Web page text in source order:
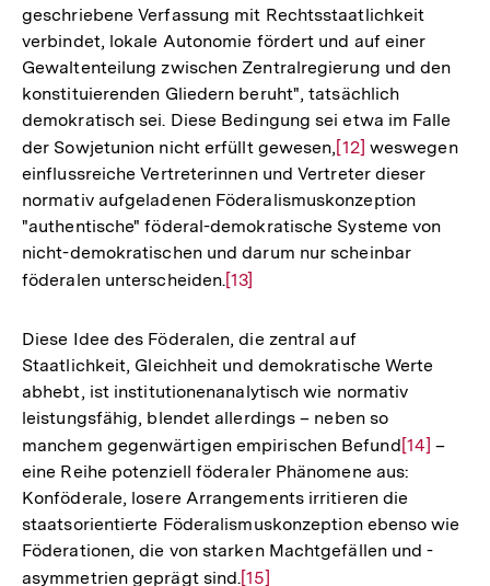
geschriebene Verfassung mit Rechtsstaatlichkeit
verbindet, lokale Autonomie fördert und auf einer
Gewaltenteilung zwischen Zentralregierung und den
konstituierenden Gliedern beruht", tatsächlich
demokratisch sei. Diese Bedingung sei etwa im Falle
der Sowjetunion nicht erfüllt gewesen,Zur
Auflösung
der
Fußnote
[12] weswegen
einflussreiche Vertreterinnen und Vertreter dieser
normativ aufgeladenen Föderalismuskonzeption
"authentische" föderal-demokratische Systeme von
nicht-demokratischen und darum nur scheinbar
föderalen unterscheiden.Zur
der
Fußnote
[13]
Diese Idee des Föderalen, die zentral auf
Staatlichkeit, Gleichheit und demokratische Werte
abhebt, ist institutionenanalytisch wie normativ
leistungsfähig, blendet allerdings – neben so
manchem gegenwärtigen empirischen BefundZur
Auflösung
der
Fußnote
[14] –
eine Reihe potenziell föderaler Phänomene aus:
Konföderale, losere Arrangements irritieren die
staatsorientierte Föderalismuskonzeption ebenso wie
Föderationen, die von starken Machtgefällen und -
asymmetrien geprägt sind.Zur
[15]